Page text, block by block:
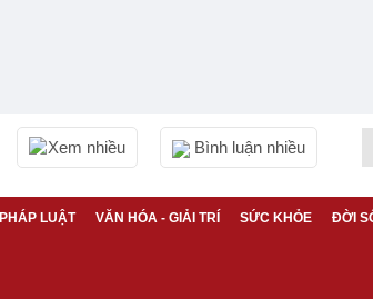
Xem nhiều Bình luận nhiều
PHÁP LUẬT VĂN HÓA - GIẢI TRÍ SỨC KHỎE ĐỜI